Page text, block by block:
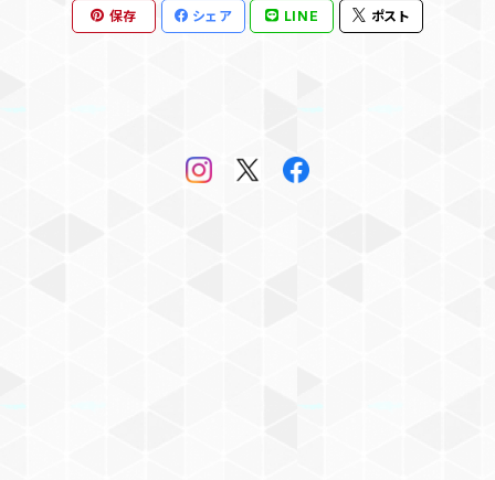
保存 シェア LINE ポスト